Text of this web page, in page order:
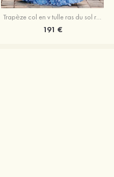
Trapèze col en v tulle ras du sol robe de bal avec papillon
191 €